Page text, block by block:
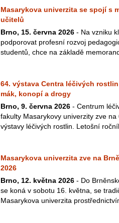
Masarykova univerzita se spojí s
učitelů
Brno, 15. června 2026 - Na vzniku
podporovat profesní rozvoj
studentů, chce na základě
64. výstava Centra léčivých
mák, konopí a drogy
Brno, 9. června 2026 - Centrum
fakulty Masarykovy univerzity zve
výstavy léčivých rostlin. Letošní
Masarykova univerzita zve na
2026
Brno, 12. května 2026 - Do
se koná v sobotu 16. května, se
Masarykova univerzita